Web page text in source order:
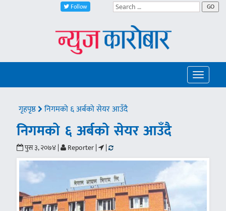
Follow GO
Toggle
गृहपृष्ठ निगमको ६ अर्बको सेयर आउँदै
निगमको ६ अर्बको सेयर आउँदै
पुस ३, २०७४ | Reporter | |